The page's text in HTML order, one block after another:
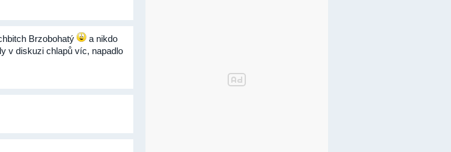
Brzobohatý
a nikdo
v diskuzi chlapů víc, napadlo